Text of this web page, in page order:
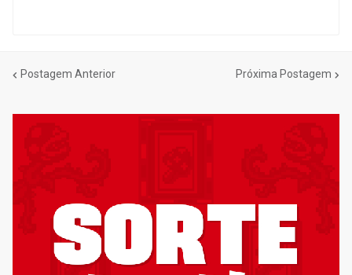
Postagem Anterior Próxima Postagem